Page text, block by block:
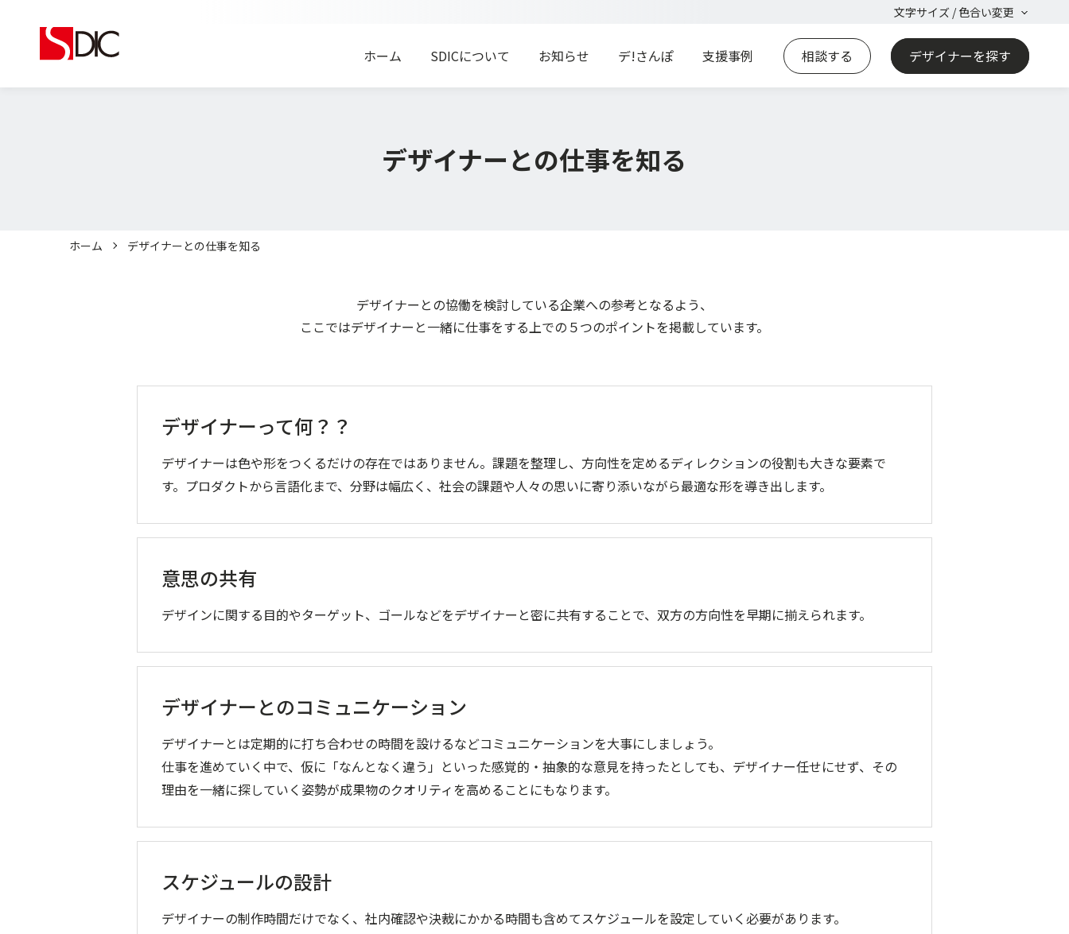
文字サイズ / 色合い変更
ホーム SDICについて お知らせ デ!さんぽ 支援事例 相談する デザイナーを探す
デザイナーとの仕事を知る
ホーム デザイナーとの仕事を知る
デザイナーとの協働を検討している企業への参考となるよう、
ここではデザイナーと一緒に仕事をする上での５つのポイントを掲載しています。
デザイナーって何？？
デザイナーは色や形をつくるだけの存在ではありません。課題を整理し、方向性を定めるディレクションの役割も大きな要素で
す。プロダクトから言語化まで、分野は幅広く、社会の課題や人々の思いに寄り添いながら最適な形を導き出します。
意思の共有
デザインに関する目的やターゲット、ゴールなどをデザイナーと密に共有することで、双方の方向性を早期に揃えられます。
デザイナーとのコミュニケーション
デザイナーとは定期的に打ち合わせの時間を設けるなどコミュニケーションを大事にしましょう。
仕事を進めていく中で、仮に「なんとなく違う」といった感覚的・抽象的な意見を持ったとしても、デザイナー任せにせず、その
理由を一緒に探していく姿勢が成果物のクオリティを高めることにもなります。
スケジュールの設計
デザイナーの制作時間だけでなく、社内確認や決裁にかかる時間も含めてスケジュールを設定していく必要があります。